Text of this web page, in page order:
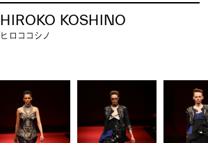
HIROKO KOSHINO
ヒロココシノ